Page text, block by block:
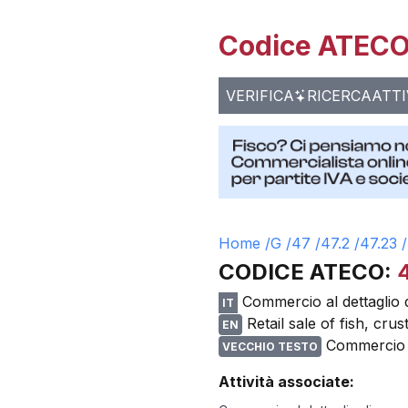
Codice
VERIFICA RICERCA
Home /G /47 /47.2 /47.23 /
CODICE ATECO:
IT Commercio al dettaglio
EN Retail sale of fish,
VECCHIO TESTO
Attività associate: